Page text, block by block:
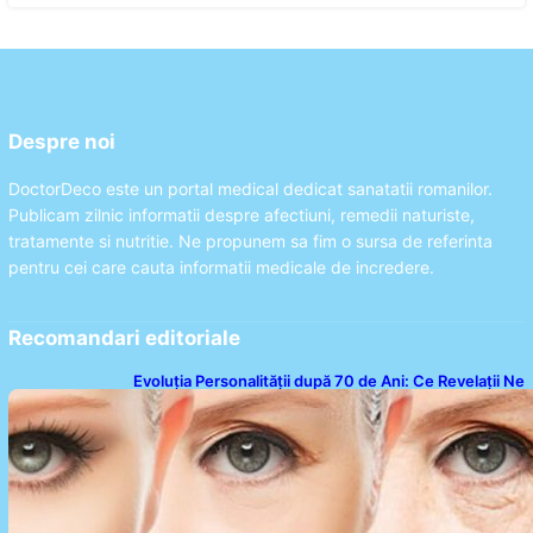
Despre noi
DoctorDeco este un portal medical dedicat sanatatii romanilor.
Publicam zilnic informatii despre afectiuni, remedii naturiste,
tratamente si nutritie. Ne propunem sa fim o sursa de referinta
pentru cei care cauta informatii medicale de incredere.
Recomandari editoriale
Evoluția Personalității după 70 de Ani: Ce Revelații Ne
Oferă Studiile Psihologice